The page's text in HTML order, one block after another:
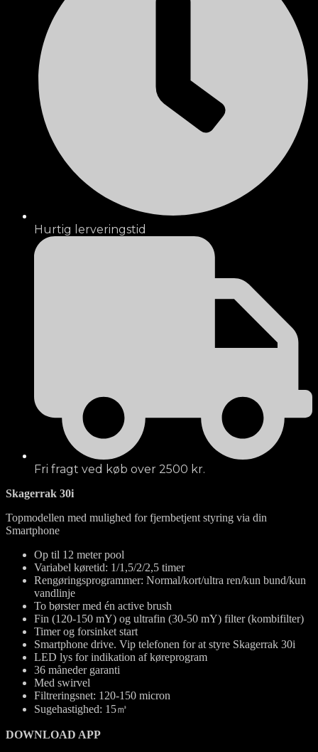
Hurtig lerveringstid
Fri fragt ved køb over 2500 kr.
Skagerrak 30i
Topmodellen med mulighed for fjernbetjent styring via din
Smartphone
Op til 12 meter pool
Variabel køretid: 1/1,5/2/2,5 timer
Rengøringsprogrammer: Normal/kort/ultra ren/kun bund/kun
vandlinje
To børster med én active brush
Fin (120-150 mY) og ultrafin (30-50 mY) filter (kombifilter)
Timer og forsinket start
Smartphone drive. Vip telefonen for at styre Skagerrak 30i
LED lys for indikation af køreprogram
36 måneder garanti
Med swirvel
Filtreringsnet: 120-150 micron
Sugehastighed: 15㎥
DOWNLOAD APP